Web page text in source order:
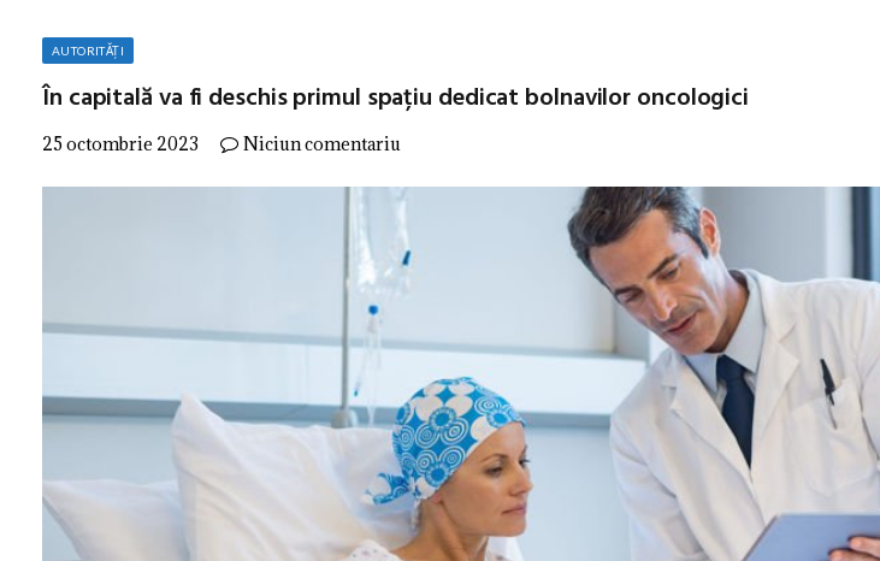
AUTORITĂȚI
În capitală va fi deschis primul spațiu dedicat bolnavilor oncologici
25 octombrie 2023 Niciun comentariu